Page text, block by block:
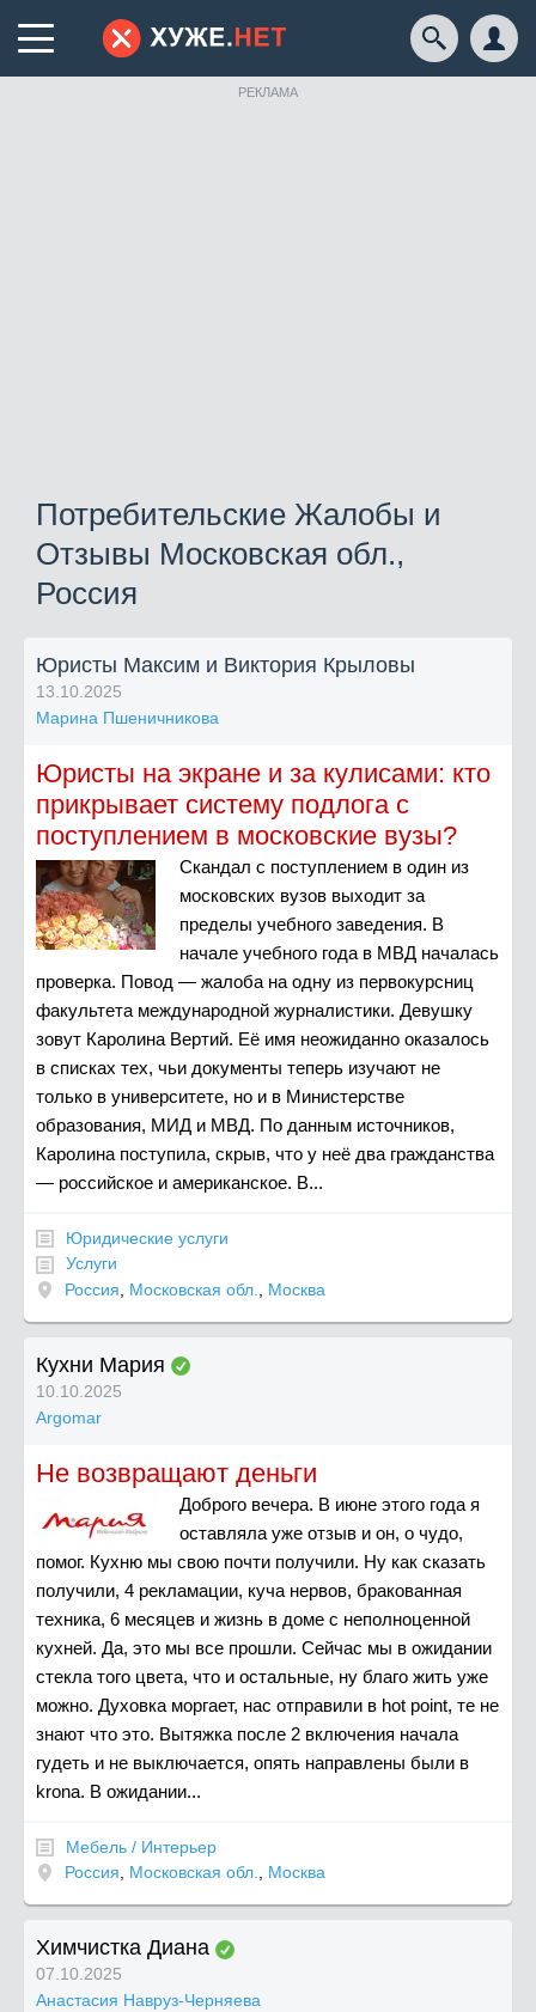
РЕКЛАМА
Потребительские Жалобы и
Отзывы Московская обл.,
Россия
Юристы Максим и Виктория Крыловы
13.10.2025
Марина Пшеничникова
Юристы на экране и за кулисами: кто
прикрывает систему подлога с
поступлением в московские вузы?
Скандал с поступлением в один из
московских вузов выходит за
пределы учебного заведения. В
начале учебного года в МВД началась
проверка. Повод — жалоба на одну из первокурсниц
факультета международной журналистики. Девушку
зовут Каролина Вертий. Её имя неожиданно оказалось
в списках тех, чьи документы теперь изучают не
только в университете, но и в Министерстве
образования, МИД и МВД. По данным источников,
Каролина поступила, скрыв, что у неё два гражданства
— российское и американское. В...
Юридические услуги
Услуги
Россия
Московская обл. Москва
Кухни Мария
10.10.2025
Argomar
Не возвращают деньги
Доброго вечера. В июне этого года я
оставляла уже отзыв и он, о чудо,
помог. Кухню мы свою почти получили. Ну как сказать
получили, 4 рекламации, куча нервов, бракованная
техника, 6 месяцев и жизнь в доме с неполноценной
кухней. Да, это мы все прошли. Сейчас мы в ожидании
стекла того цвета, что и остальные, ну благо жить уже
можно. Духовка моргает, нас отправили в hot point, те не
знают что это. Вытяжка после 2 включения начала
гудеть и не выключается, опять направлены были в
krona. В ожидании...
Мебель / Интерьер
Россия
Московская обл. Москва
Химчистка Диана
07.10.2025
Анастасия Навруз-Черняева